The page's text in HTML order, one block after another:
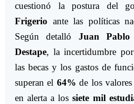
cuestionó la postura del
Frigerio ante las políticas
Según detalló Juan Pablo
Destape, la incertidumbre
las becas y los gastos de
superan el 64% de los
en alerta a lossiete mil